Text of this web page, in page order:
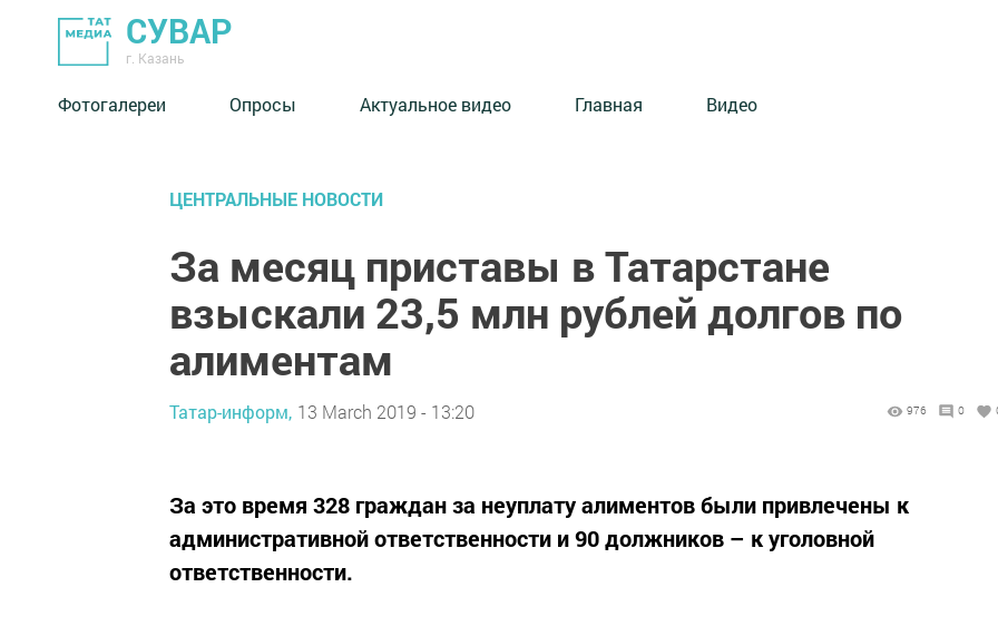
СУВАР
г. Казань
Фотогалереи Опросы Актуальное видео Главная Видео
ЦЕНТРАЛЬНЫЕ НОВОСТИ
За месяц приставы в Татарстане
взыскали 23,5 млн рублей долгов по
алиментам
Татар-информ, 13 March 2019 - 13:20 976 0
За это время 328 граждан за неуплату алиментов были привлечены к
административной ответственности и 90 должников – к уголовной
ответственности.